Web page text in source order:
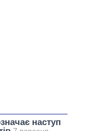
наступ